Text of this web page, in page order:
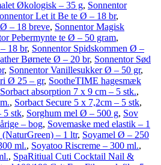
Økologisk – 35 g, Sonnentor
Let it Be te Ø – 18 br,
– 18 breve, Sonnentor Magisk
Pebermynte te Ø – 50 gram,
18 br, Sonnentor Spidskommen Ø –
Børnete Ø – 20 br, Sonnentor Sød
, Sonnentor Vanillesukker Ø – 50 gr,
Ø 25 – gr, SootheTIME hagesmæk
Sorbact absorption 7 x 9 cm – 5 stk.,
, Sorbact Secure 5 x 7,2cm – 5 stk,
5 stk, Sorghum mel Ø – 500 g, Sov
– bog, Sovemaske med elastik – 1
– 1 ltr, Soyamel Ø – 250
ml., Soyatoo Riscreme – 300 ml.,
, SpaRitiual Cuti Cocktail Nail &